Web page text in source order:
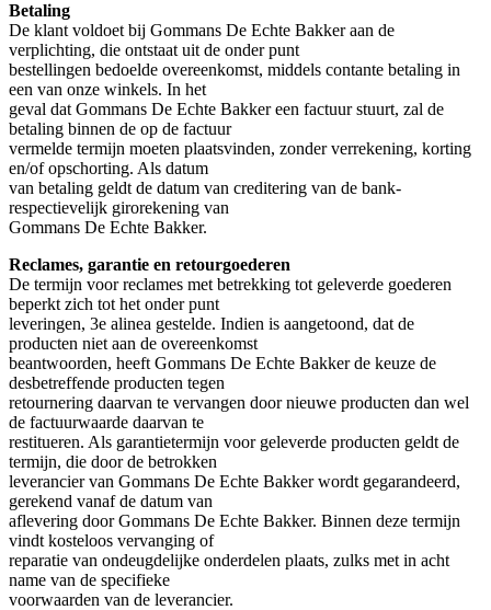
Betaling
De klant voldoet bij Gommans De Echte Bakker aan de
verplichting, die ontstaat uit de onder punt
bestellingen bedoelde overeenkomst, middels contante betaling in
een van onze winkels. In het
geval dat Gommans De Echte Bakker een factuur stuurt, zal de
betaling binnen de op de factuur
vermelde termijn moeten plaatsvinden, zonder verrekening, korting
en/of opschorting. Als datum
van betaling geldt de datum van creditering van de bank-
respectievelijk girorekening van
Gommans De Echte Bakker.
Reclames, garantie en retourgoederen
De termijn voor reclames met betrekking tot geleverde goederen
beperkt zich tot het onder punt
leveringen, 3e alinea gestelde. Indien is aangetoond, dat de
producten niet aan de overeenkomst
beantwoorden, heeft Gommans De Echte Bakker de keuze de
desbetreffende producten tegen
retournering daarvan te vervangen door nieuwe producten dan wel
de factuurwaarde daarvan te
restitueren. Als garantietermijn voor geleverde producten geldt de
termijn, die door de betrokken
leverancier van Gommans De Echte Bakker wordt gegarandeerd,
gerekend vanaf de datum van
aflevering door Gommans De Echte Bakker. Binnen deze termijn
vindt kosteloos vervanging of
reparatie van ondeugdelijke onderdelen plaats, zulks met in acht
name van de specifieke
voorwaarden van de leverancier.